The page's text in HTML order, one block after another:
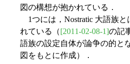
図の構想が抱かれている．
1つには，Nostratic 大語族と
れている（[2011-02-08-1]の記
語族の設定自体が論争の的と
図をもとに作成）．